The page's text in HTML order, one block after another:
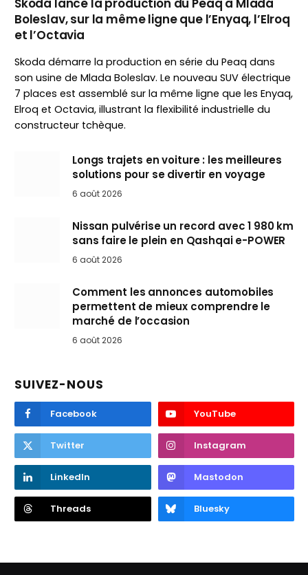
Skoda lance la production du Peaq à Mladá
Boleslav, sur la même ligne que l’Enyaq, l’Elroq
et l’Octavia
Skoda démarre la production en série du Peaq dans
son usine de Mlada Boleslav. Le nouveau SUV électrique
7 places est assemblé sur la même ligne que les Enyaq,
Elroq et Octavia, illustrant la flexibilité industrielle du
constructeur tchèque.
Longs trajets en voiture : les meilleures
solutions pour se divertir en voyage
6 août 2026
Nissan pulvérise un record avec 1 980 km
sans faire le plein en Qashqai e-POWER
6 août 2026
Comment les annonces automobiles
permettent de mieux comprendre le
marché de l’occasion
6 août 2026
SUIVEZ-NOUS
Facebook YouTube
Twitter Instagram
LinkedIn Mastodon
Threads Bluesky